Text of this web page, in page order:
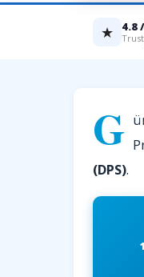
★ 4.8
G
(DPS).